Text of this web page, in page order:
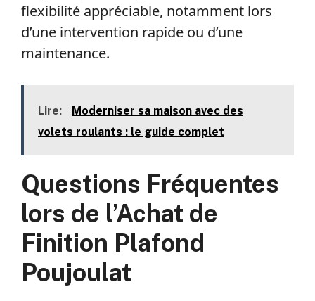
flexibilité appréciable, notamment lors
d’une intervention rapide ou d’une
maintenance.
Lire:
Moderniser sa maison avec des
volets roulants : le guide complet
Questions Fréquentes
lors de l’Achat de
Finition Plafond
Poujoulat